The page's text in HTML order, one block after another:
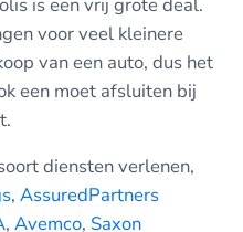
is een vrij grote deal.
voor veel kleinere
van een auto, dus het
een moet afsluiten bij
diensten verlenen,
, AssuredPartners
, Avemco, Saxon